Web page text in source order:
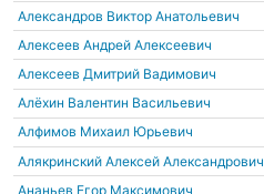
Александров Виктор Анатольевич
Алексеев Андрей Алексеевич
Алексеев Дмитрий Вадимович
Алёхин Валентин Васильевич
Алфимов Михаил Юрьевич
Алякринский Алексей Александрович
Ананьев Егор Максимович